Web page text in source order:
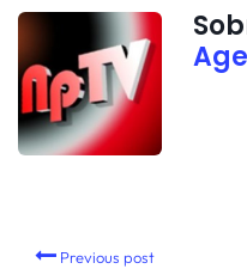
Previous post